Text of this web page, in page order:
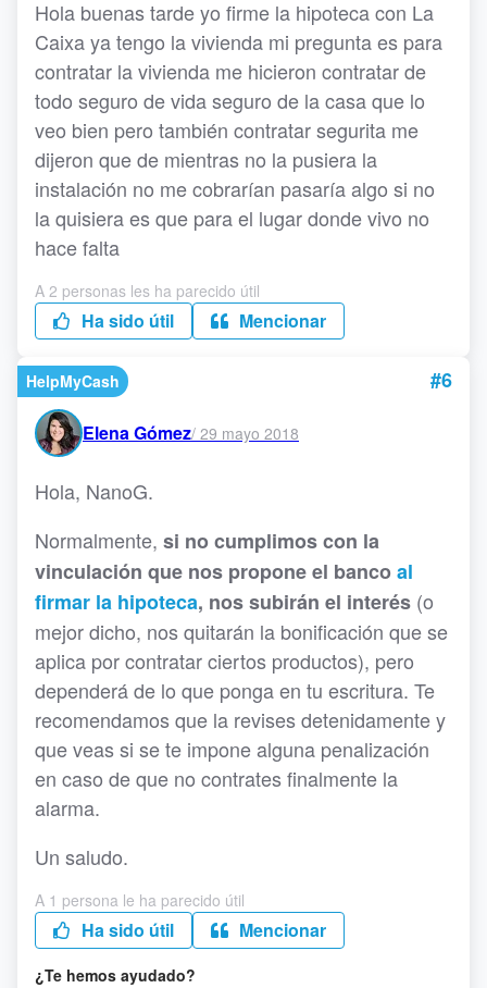
Hola buenas tarde yo firme la hipoteca con La
Caixa ya tengo la vivienda mi pregunta es para
contratar la vivienda me hicieron contratar de
todo seguro de vida seguro de la casa que lo
veo bien pero también contratar segurita me
dijeron que de mientras no la pusiera la
instalación no me cobrarían pasaría algo si no
la quisiera es que para el lugar donde vivo no
hace falta
A 2 personas les ha parecido útil
Ha sido útil Mencionar
HelpMyCash #6
Elena Gómez/ 29 mayo 2018
Hola, NanoG.
Normalmente, si no cumplimos con la
vinculación que nos propone el bancoal
firmar la hipoteca, nos subirán el interés (o
mejor dicho, nos quitarán la bonificación que se
aplica por contratar ciertos productos), pero
dependerá de lo que ponga en tu escritura. Te
recomendamos que la revises detenidamente y
que veas si se te impone alguna penalización
en caso de que no contrates finalmente la
alarma.
Un saludo.
A 1 persona le ha parecido útil
Ha sido útil Mencionar
¿Te hemos ayudado?